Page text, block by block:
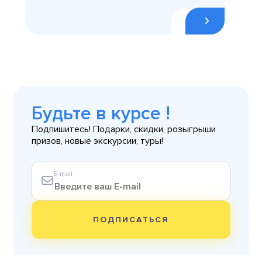
Будьте в курсе !
Подпишитесь! Подарки, скидки, розыгрыши
призов, новые экскурсии, туры!
E-mail
ПОДПИСАТЬСЯ